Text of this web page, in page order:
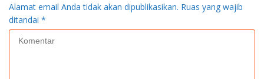
Alamat email Anda tidak akan dipublikasikan. Ruas yang wajib
ditandai *